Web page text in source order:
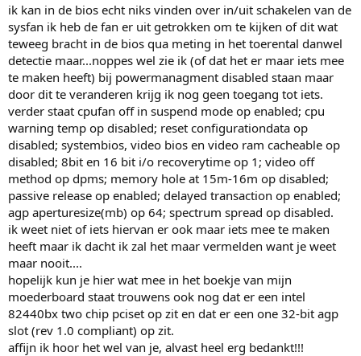
ik kan in de bios echt niks vinden over in/uit schakelen van de
sysfan ik heb de fan er uit getrokken om te kijken of dit wat
teweeg bracht in de bios qua meting in het toerental danwel
detectie maar...noppes wel zie ik (of dat het er maar iets mee
te maken heeft) bij powermanagment disabled staan maar
door dit te veranderen krijg ik nog geen toegang tot iets.
verder staat cpufan off in suspend mode op enabled; cpu
warning temp op disabled; reset configurationdata op
disabled; systembios, video bios en video ram cacheable op
disabled; 8bit en 16 bit i/o recoverytime op 1; video off
method op dpms; memory hole at 15m-16m op disabled;
passive release op enabled; delayed transaction op enabled;
agp aperturesize(mb) op 64; spectrum spread op disabled.
ik weet niet of iets hiervan er ook maar iets mee te maken
heeft maar ik dacht ik zal het maar vermelden want je weet
maar nooit....
hopelijk kun je hier wat mee in het boekje van mijn
moederboard staat trouwens ook nog dat er een intel
82440bx two chip pciset op zit en dat er een one 32-bit agp
slot (rev 1.0 compliant) op zit.
affijn ik hoor het wel van je, alvast heel erg bedankt!!!